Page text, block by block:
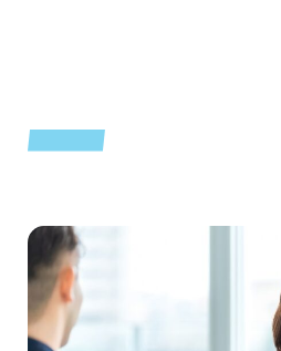
QUALITY